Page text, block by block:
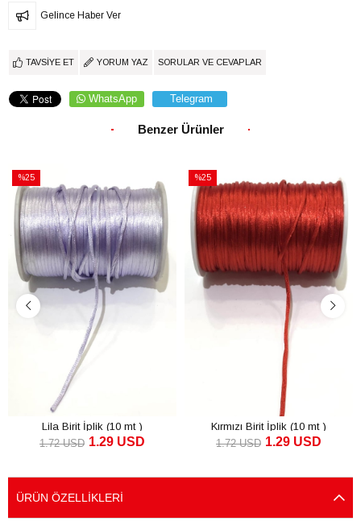
Gelince Haber Ver
TAVSIYE ET YORUM YAZ SORULAR VE CEVAPLAR
WhatsApp Telegram
Benzer Ürünler
%25
İndirim
%25İndirim
Lila Birit İplik (10 mt )
1.29 USD
1.72 USD
%25
İndirim
%25İndirim
Kırmızı Birit İplik (10 mt )
1.29 USD
1.72 USD
ÜRÜN ÖZELLIKLERI